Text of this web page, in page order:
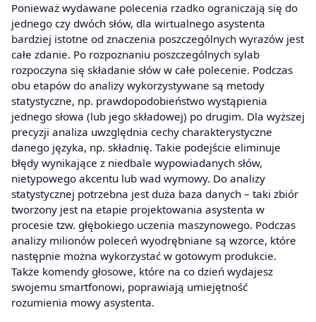
Ponieważ wydawane polecenia rzadko ograniczają się do
jednego czy dwóch słów, dla wirtualnego asystenta
bardziej istotne od znaczenia poszczególnych wyrazów jest
całe zdanie. Po rozpoznaniu poszczególnych sylab
rozpoczyna się składanie słów w całe polecenie. Podczas
obu etapów do analizy wykorzystywane są metody
statystyczne, np. prawdopodobieństwo wystąpienia
jednego słowa (lub jego składowej) po drugim. Dla wyższej
precyzji analiza uwzględnia cechy charakterystyczne
danego języka, np. składnię. Takie podejście eliminuje
błędy wynikające z niedbale wypowiadanych słów,
nietypowego akcentu lub wad wymowy. Do analizy
statystycznej potrzebna jest duża baza danych – taki zbiór
tworzony jest na etapie projektowania asystenta w
procesie tzw. głębokiego uczenia maszynowego. Podczas
analizy milionów poleceń wyodrębniane są wzorce, które
następnie można wykorzystać w gotowym produkcie.
Także komendy głosowe, które na co dzień wydajesz
swojemu smartfonowi, poprawiają umiejętność
rozumienia mowy asystenta.